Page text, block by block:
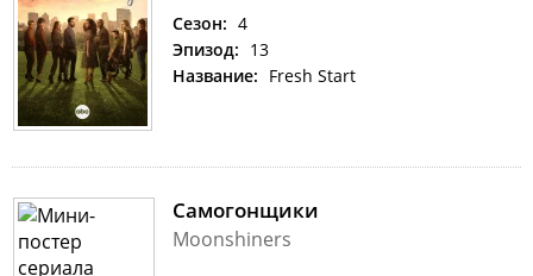
Сезон: 4
Эпизод: 13
Название: Fresh Start
Самогонщики
Moonshiners